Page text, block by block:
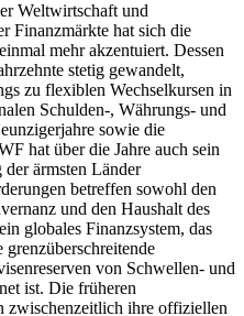
Weltwirtschaft und
Finanzmärkte hat sich die
mehr akzentuiert. Dessen
stetig gewandelt,
zu flexiblen Wechselkursen in
Schulden-, Währungs- und
sowie die
hat über die Jahre auch sein
ärmsten Länder
betreffen sowohl den
und den Haushalt des
globales Finanzsystem, das
grenzüberschreitende
von Schwellen- und
ist. Die früheren
zwischenzeitlich ihre offiziellen